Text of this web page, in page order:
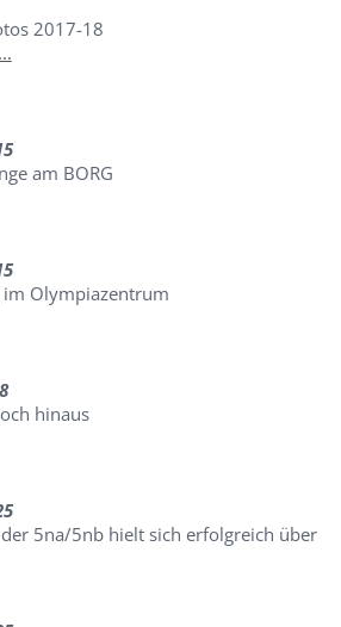
2017-18
am BORG
im Olympiazentrum
hinaus
der 5na/5nb hielt sich erfolgreich über